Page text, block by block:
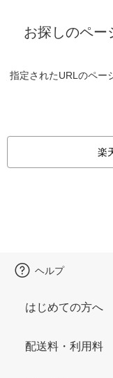
お探しのペー
指定されたURLのペー
楽
ヘルプ
はじめての方へ
配送料・利用料